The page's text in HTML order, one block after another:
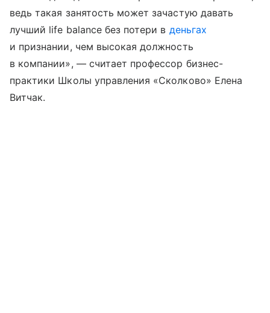
ведь такая занятость может зачастую давать
лучший life balance без потери в деньгах
и признании, чем высокая должность
в компании», — считает профессор бизнес-
практики Школы управления «Сколково» Елена
Витчак.